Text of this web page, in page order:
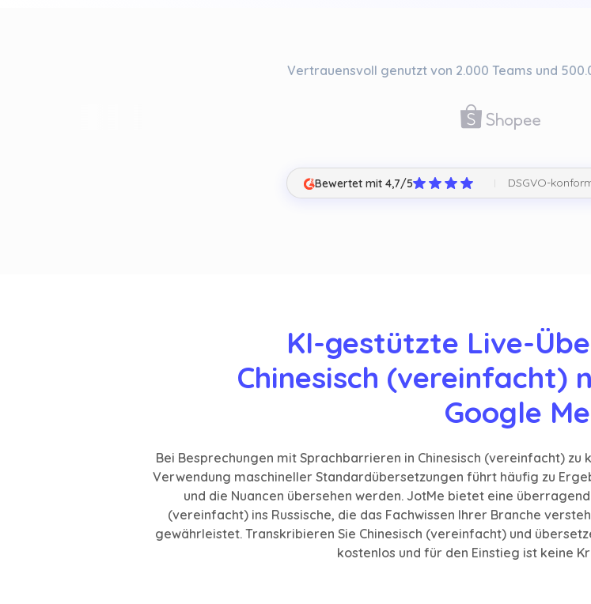
Vertrauensvoll genutzt von 2.000 Teams und
Bewertet mit 4,7/5 DSGVO-
KI-gestützte Live-
Chinesisch (vereinfacht)
Google
Bei Besprechungen mit Sprachbarrieren in Chinesisch (vereinfacht)
Verwendung maschineller Standardübersetzungen führt häufig zu
und die Nuancen übersehen werden. JotMe bietet eine
(vereinfacht) ins Russische, die das Fachwissen Ihrer Branche
gewährleistet. Transkribieren Sie Chinesisch (vereinfacht) und
kostenlos und für den Einstieg ist keine